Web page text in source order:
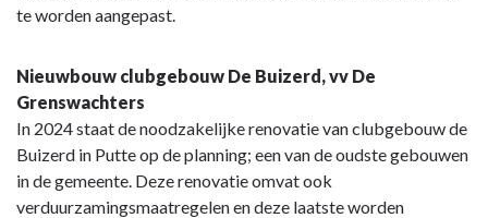
te worden aangepast.
Nieuwbouw clubgebouw De Buizerd, vv De
Grenswachters
In 2024 staat de noodzakelijke renovatie van clubgebouw de
Buizerd in Putte op de planning; een van de oudste gebouwen
in de gemeente. Deze renovatie omvat ook
verduurzamingsmaatregelen en deze laatste worden